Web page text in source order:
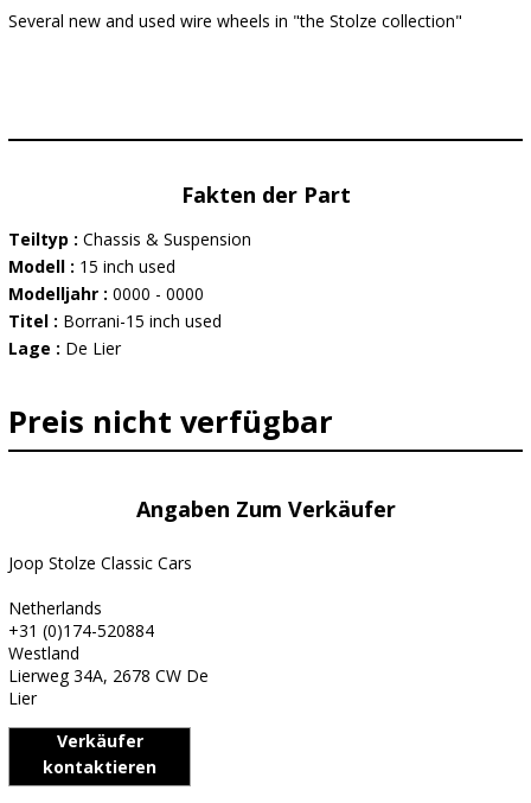
Several new and used wire wheels in "the Stolze collection"
Fakten der Part
Teiltyp : Chassis & Suspension
Modell : 15 inch used
Modelljahr : 0000 - 0000
Titel : Borrani-15 inch used
Lage : De Lier
Preis nicht verfügbar
Angaben Zum Verkäufer
Joop Stolze Classic Cars
Netherlands
+31 (0)174-520884
Westland
Lierweg 34A, 2678 CW De
Lier
Verkäufer
kontaktieren